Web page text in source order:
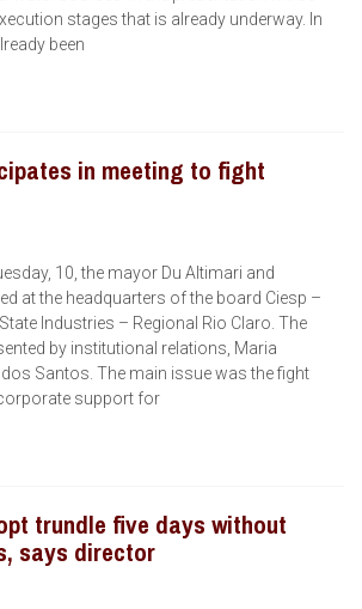
stages that is already underway. In
been
in meeting to fight
10, the mayor Du Altimari and
at the headquarters of the board Ciesp –
Industries – Regional Rio Claro. The
by institutional relations, Maria
Santos. The main issue was the fight
support for
trundle five days without
says director